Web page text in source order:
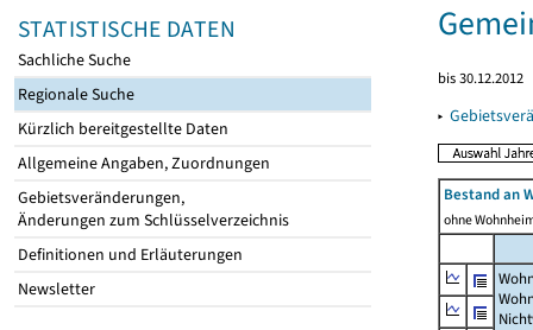
STATISTISCHE DATEN
Sachliche Suche
Regionale Suche
Kürzlich bereitgestellte Daten
Allgemeine Angaben, Zuordnungen
Gebietsveränderungen,
Änderungen zum Schlüsselverzeichnis
Definitionen und Erläuterungen
Newsletter
bis 30.12.2012
▸
Bestand an
ohne